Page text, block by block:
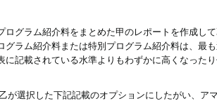
グラム紹介料をまとめた甲のレポートを作成して
ラム紹介料または特別プログラム紹介料は、最
記載されている水準よりもわずかに高くなった
選択した下記記載のオプションにしたがい、ア